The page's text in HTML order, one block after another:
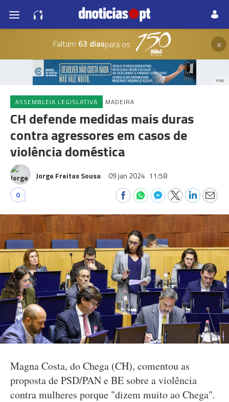
Faltam 63 diaspara os ×
PUB
ASSEMBLEIA LEGISLATIVA MADEIRA
CH defende medidas mais duras
contra agressores em casos de
violência doméstica
Jorge Freitas Sousa 09 jan 2024 11:58
0
Magna Costa, do Chega (CH), comentou as
proposta de PSD/PAN e BE sobre a violência
contra mulheres porque "dizem muito ao Chega".